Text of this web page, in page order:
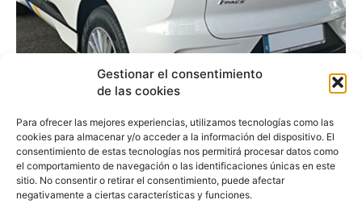
Gestionar el consentimiento
de las cookies
Para ofrecer las mejores experiencias, utilizamos tecnologías como las
cookies para almacenar y/o acceder a la información del dispositivo. El
consentimiento de estas tecnologías nos permitirá procesar datos como
el comportamiento de navegación o las identificaciones únicas en este
sitio. No consentir o retirar el consentimiento, puede afectar
negativamente a ciertas características y funciones.
ALD entrega 15 Jaguar
eléctricos a Reale
Redacción - 18 de abril de 2019